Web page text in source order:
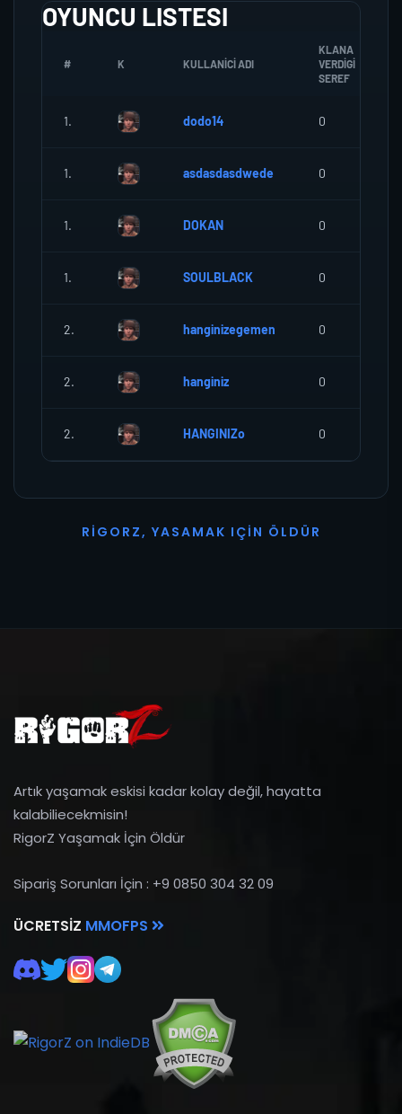
OYUNCU LISTESI
# K KULLANICI ADI
KLANA
VERDIGI
SEREF
1. dodo14 0
1. asdasdasdwede 0
1. DOKAN 0
1. SOULBLACK 0
2. hanginizegemen 0
2. hanginiz 0
2. HANGINIZo 0
R I G O R Z, YASAMAK I ÇI N Ö L D Ü R
Artık yaşamak eskisi kadar kolay değil, hayatta
kalabiliecekmisin!
RigorZ Yaşamak İçin Öldür
Sipariş Sorunları İçin : +9 0850 304 32 09
ÜCRETSIZ MMOFPS